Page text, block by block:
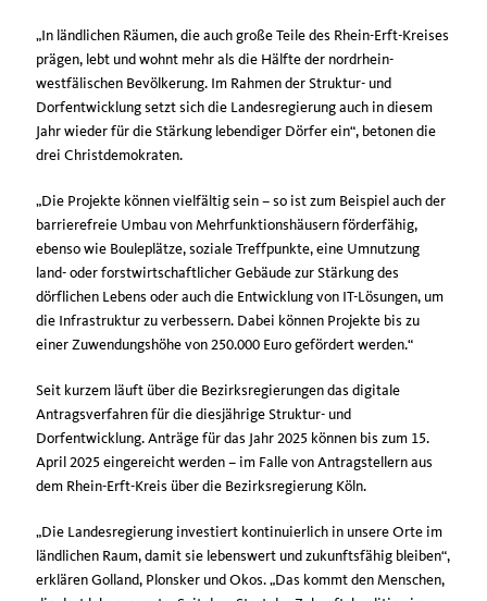
In ländlichen Räumen, die auch große Teile des Rhein-Erft-Kreises
prägen, lebt und wohnt mehr als die Hälfte der nordrhein-
westfälischen Bevölkerung. Im Rahmen der Struktur- und
Dorfentwicklung setzt sich die Landesregierung auch in diesem
Jahr wieder für die Stärkung lebendiger Dörfer ein“, betonen die
drei Christdemokraten.
Die Projekte können vielfältig sein – so ist zum Beispiel auch der
barrierefreie Umbau von Mehrfunktionshäusern förderfähig,
ebenso wie Bouleplätze, soziale Treffpunkte, eine Umnutzung
land- oder forstwirtschaftlicher Gebäude zur Stärkung des
dörflichen Lebens oder auch die Entwicklung von IT-Lösungen, um
die Infrastruktur zu verbessern. Dabei können Projekte bis zu
einer Zuwendungshöhe von 250.000 Euro gefördert werden.“
Seit kurzem läuft über die Bezirksregierungen das digitale
Antragsverfahren für die diesjährige Struktur- und
Dorfentwicklung. Anträge für das Jahr 2025 können bis zum 15.
April 2025 eingereicht werden – im Falle von Antragstellern aus
dem Rhein-Erft-Kreis über die Bezirksregierung Köln.
Die Landesregierung investiert kontinuierlich in unsere Orte im
ländlichen Raum, damit sie lebenswert und zukunftsfähig bleiben“,
erklären Golland, Plonsker und Okos. „Das kommt den Menschen,